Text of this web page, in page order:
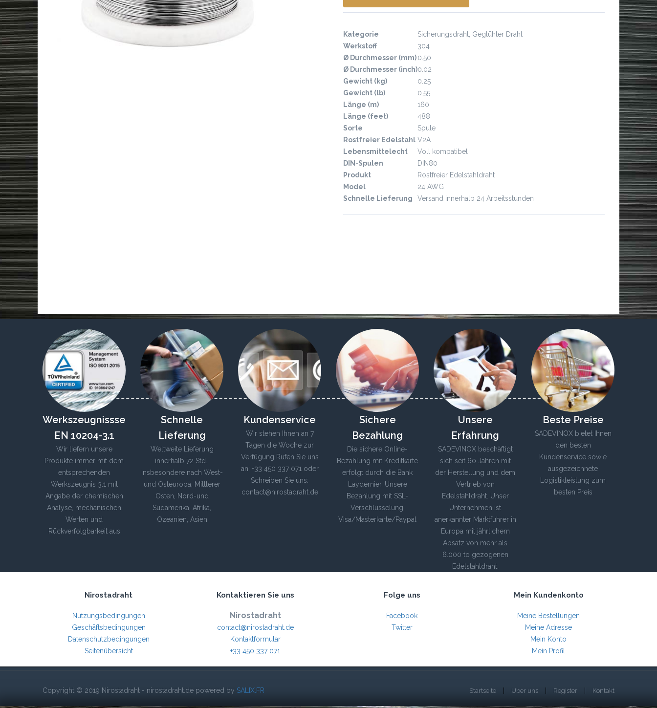
Kategorie
Sicherungsdraht, Geglühter Draht
Werkstoff
304
Ø Durchmesser (mm)0.50
Ø Durchmesser (inch)0.02
Gewicht (kg)
0.25
Gewicht (lb)
0.55
Länge (m)
160
Länge (feet)
488
Sorte
Spule
Rostfreier Edelstahl V2A
Lebensmittelecht
Voll kompatibel
DIN-Spulen
DIN80
Produkt
Rostfreier Edelstahldraht
Model
24 AWG
Schnelle Lieferung
Versand innerhalb 24 Arbeitsstunden
Werkszeugnissse
EN 10204-3.1
Wir liefern unsere
Produkte immer mit dem
entsprechenden
Werkszeugnis 3.1 mit
Angabe der chemischen
Analyse, mechanischen
Werten und
Rückverfolgbarkeit aus
Schnelle
Lieferung
Weltweite Lieferung
innerhalb 72 Std.,
insbesondere nach West-
und Osteuropa, Mittlerer
Osten, Nord-und
Südamerika, Afrika,
Ozeanien, Asien
Kundenservice
Wir stehen Ihnen an 7
Tagen die Woche zur
Verfügung Rufen Sie uns
an: +33 450 337 071 oder
Schreiben Sie uns:
contact@nirostadraht.de
Sichere
Bezahlung
Die sichere Online-
Bezahlung mit Kreditkarte
erfolgt durch die Bank
Laydernier. Unsere
Bezahlung mit SSL-
Verschlüsselung:
Visa/Masterkarte/Paypal
Unsere
Erfahrung
SADEVINOX beschäftigt
sich seit 60 Jahren mit
der Herstellung und dem
Vertrieb von
Edelstahldraht. Unser
Unternehmen ist
anerkannter Marktführer in
Europa mit jährlichem
Absatz von mehr als
6.000 to gezogenen
Edelstahldraht.
Beste Preise
SADEVINOX bietet Ihnen
den besten
Kundenservice sowie
ausgezeichnete
Logistikleistung zum
besten Preis
Nirostadraht
Nutzungsbedingungen
Geschäftsbedingungen
Datenschutzbedingungen
Seitenübersicht
Kontaktieren Sie uns
Nirostadraht
contact@nirostadraht.de
Kontaktformular
+33 450 337 071
Folge uns
Facebook
Twitter
Mein Kundenkonto
Meine Bestellungen
Meine Adresse
Mein Konto
Mein Profil
Copyright © 2019 Nirostadraht - nirostadraht.de powered by SALIX.FR Startseite Über uns Register Kontakt